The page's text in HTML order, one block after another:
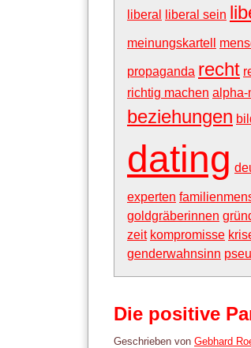
liberal liberal sein
meinungskartell
propaganda recht
richtig machen alpha-
beziehungen
dating
experten
goldgräberinnen
zeit kompromisse
genderwahnsinn
Die positive
Geschrieben von Gebhard